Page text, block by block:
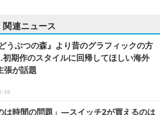
関連ニュース
うぶつの森』より昔のグラフィックの方
期作のスタイルに回帰してほしい海外
張が話題
は時間の問題」―スイッチ2が買えるのは